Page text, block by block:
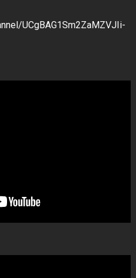
UCgBAG1Sm2ZaMZVJIi-